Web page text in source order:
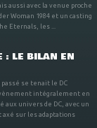
aussi avec la venue proche
Woman 1984 et un casting
Eternals, les ...
: LE BILAN EN
se tenait le DC
intégralement en
aux univers de DC, avec un
sur les adaptations